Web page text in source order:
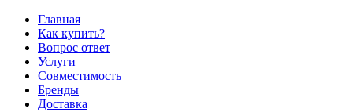
Главная
Как купить?
Вопрос ответ
Услуги
Совместимость
Бренды
Доставка